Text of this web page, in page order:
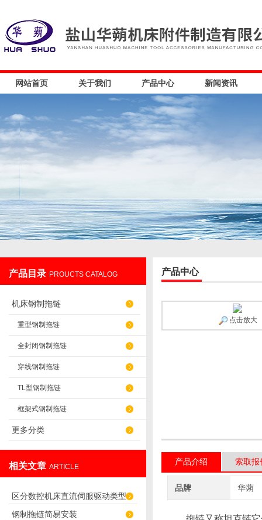
网站首页 关于我们 产品中心 新闻资讯
产品目录 PROUCTS CATALOG
机床钢制拖链
重型钢制拖链
全封闭钢制拖链
穿线钢制拖链
TL型钢制拖链
框架式钢制拖链
更多分类
相关文章 ARTICLE
区分数控机床直流伺服驱动类型
钢制拖链简易安装
产品中心
点击放大
产品介绍 索取报
品牌 华蒴